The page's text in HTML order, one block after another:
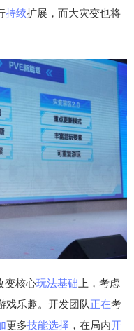
持续扩展，而大灾变也将
核心玩法基础上，考虑
戏乐趣。开发团队正在考
更多技能选择 ，在局内开